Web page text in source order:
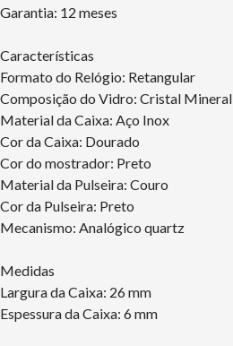
Garantia: 12 meses
Características
Formato do Relógio: Retangular
Composição do Vidro: Cristal Mineral
Material da Caixa: Aço Inox
Cor da Caixa: Dourado
Cor do mostrador: Preto
Material da Pulseira: Couro
Cor da Pulseira: Preto
Mecanismo: Analógico quartz
Medidas
Largura da Caixa: 26 mm
Espessura da Caixa: 6 mm